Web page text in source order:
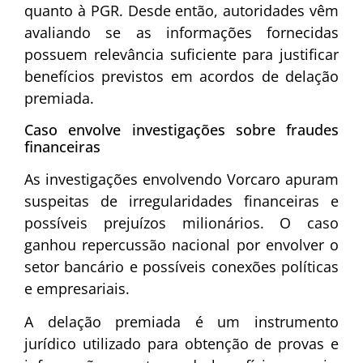
quanto à PGR. Desde então, autoridades vêm
avaliando se as informações fornecidas
possuem relevância suficiente para justificar
benefícios previstos em acordos de delação
premiada.
Caso envolve investigações sobre fraudes
financeiras
As investigações envolvendo Vorcaro apuram
suspeitas de irregularidades financeiras e
possíveis prejuízos milionários. O caso
ganhou repercussão nacional por envolver o
setor bancário e possíveis conexões políticas
e empresariais.
A delação premiada é um instrumento
jurídico utilizado para obtenção de provas e